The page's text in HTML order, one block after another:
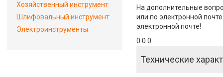
На дополнительные
или по электронной
электронной почте!
0 0 0
Технические
Хозяйственный инструмент
Шлифовальный инструмент
Электроинструменты